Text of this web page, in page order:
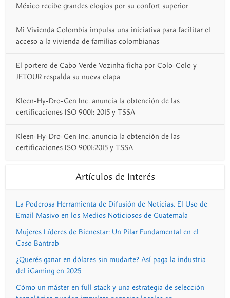
México recibe grandes elogios por su confort superior
Mi Vivienda Colombia impulsa una iniciativa para facilitar el
acceso a la vivienda de familias colombianas
El portero de Cabo Verde Vozinha ficha por Colo-Colo y
JETOUR respalda su nueva etapa
Kleen-Hy-Dro-Gen Inc. anuncia la obtención de las
certificaciones ISO 9001: 2015 y TSSA
Kleen-Hy-Dro-Gen Inc. anuncia la obtención de las
certificaciones ISO 9001:2015 y TSSA
Artículos de Interés
La Poderosa Herramienta de Difusión de Noticias. El Uso de
Email Masivo en los Medios Noticiosos de Guatemala
Mujeres Líderes de Bienestar: Un Pilar Fundamental en el
Caso Bantrab
¿Querés ganar en dólares sin mudarte? Así paga la industria
del iGaming en 2025
Cómo un máster en full stack y una estrategia de selección